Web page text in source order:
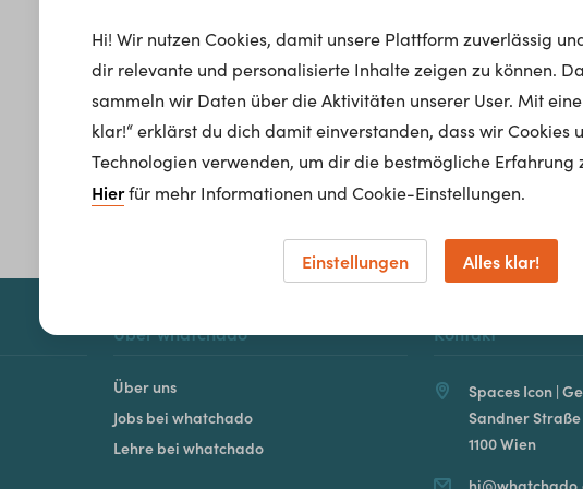
Homepage
Über whatchado
Über uns
Jobs bei whatchado
Lehre bei whatchado
Kontakt
Spaces Icon |
Sandner
1100 Wien
Hi! Wir nutzen Cookies, damit unsere Plattform zuverlässig
dir relevante und personalisierte Inhalte zeigen zu können.
sammeln wir Daten über die Aktivitäten unserer User. Mit
klar!“ erklärst du dich damit einverstanden, dass wir Cookies
Technologien verwenden, um dir die bestmögliche Erfahrung
Hierfür mehr Informationen und Cookie-Einstellungen.
Einstellungen Alles klar!